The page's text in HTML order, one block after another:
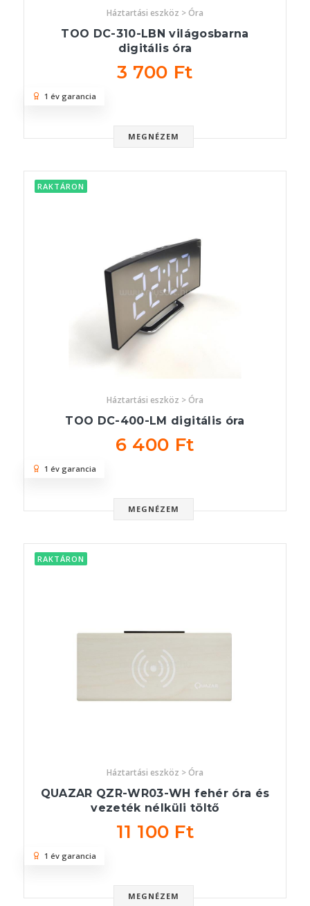
Háztartási eszköz > Óra
TOO DC-310-LBN világosbarna
digitális óra
3 700 Ft
MEGNÉZEM
1 év garancia
RAKTÁRON
Háztartási eszköz > Óra
TOO DC-400-LM digitális óra
6 400 Ft
MEGNÉZEM
1 év garancia
RAKTÁRON
Háztartási eszköz > Óra
QUAZAR QZR-WR03-WH fehér óra és
vezeték nélküli töltő
11 100 Ft
MEGNÉZEM
1 év garancia